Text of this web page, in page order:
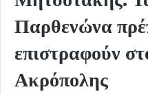
Παρθενώνα
επιστραφούν
Ακρόπολης